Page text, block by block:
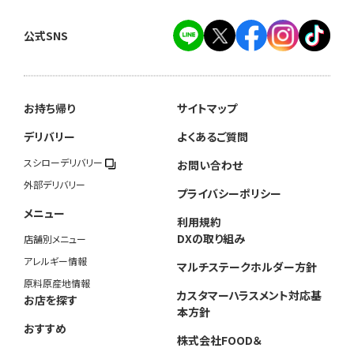
公式SNS
お持ち帰り
デリバリー
スシローデリバリー
外部デリバリー
メニュー
店舗別メニュー
アレルギー情報
原料原産地情報
お店を探す
おすすめ
サイトマップ
よくあるご質問
お問い合わせ
プライバシーポリシー
利用規約
DXの取り組み
マルチステークホルダー方針
カスタマーハラスメント対応基
本方針
株式会社FOOD＆